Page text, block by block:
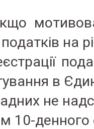
на
в
не
10-денного